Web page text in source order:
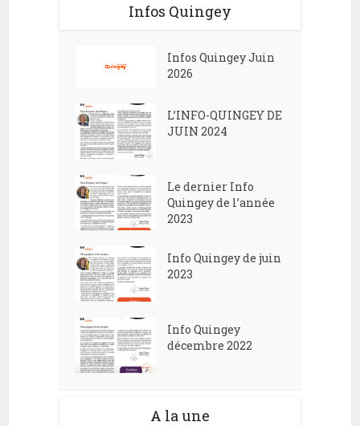
Infos Quingey
Infos Quingey Juin
2026
L’INFO-QUINGEY DE
JUIN 2024
Le dernier Info
Quingey de l’année
2023
Info Quingey de juin
2023
Info Quingey
décembre 2022
A la une